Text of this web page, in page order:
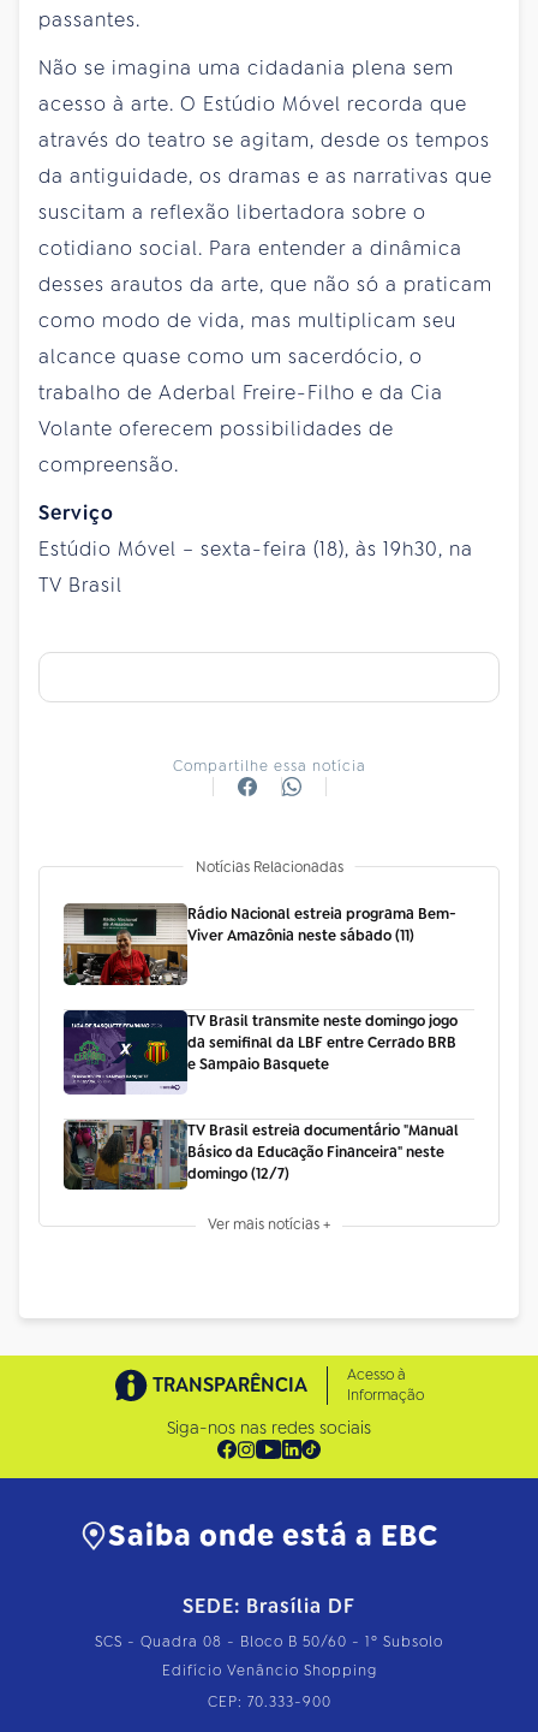
passantes.
Não se imagina uma cidadania plena sem
acesso à arte. O Estúdio Móvel recorda que
através do teatro se agitam, desde os tempos
da antiguidade, os dramas e as narrativas que
suscitam a reflexão libertadora sobre o
cotidiano social. Para entender a dinâmica
desses arautos da arte, que não só a praticam
como modo de vida, mas multiplicam seu
alcance quase como um sacerdócio, o
trabalho de Aderbal Freire-Filho e da Cia
Volante oferecem possibilidades de
compreensão.
Serviço
Estúdio Móvel – sexta-feira (18), às 19h30, na
TV Brasil
Compartilhe essa notícia
Notícias Relacionadas
Rádio Nacional estreia programa Bem-
Viver Amazônia neste sábado (11)
TV Brasil transmite neste domingo jogo
da semifinal da LBF entre Cerrado BRB
e Sampaio Basquete
TV Brasil estreia documentário "Manual
Básico da Educação Financeira" neste
domingo (12/7)
Ver mais notícias +
TRANSPARÊNCIA
Acesso à
Informação
Siga-nos nas redes sociais
Saiba onde está a EBC
SEDE: Brasília DF
SCS - Quadra 08 - Bloco B 50/60 - 1º Subsolo
Edifício Venâncio Shopping
CEP: 70.333-900